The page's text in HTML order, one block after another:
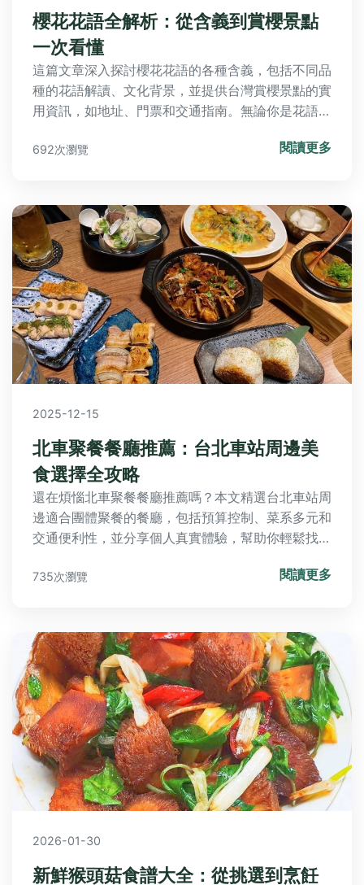
櫻花花語全解析：從含義到賞櫻景點
一次看懂
這篇文章深入探討櫻花花語的各種含義，包括不同品
種的花語解讀、文化背景，並提供台灣賞櫻景點的實
用資訊，如地址、門票和交通指南。無論你是花語愛
答，幫助你更懂櫻花的浪漫與深意。
692次瀏覽 閱讀更多
2025-12-15
北車聚餐餐廳推薦：台北車站周邊美
食選擇全攻略
還在煩惱北車聚餐餐廳推薦嗎？本文精選台北車站周
邊適合團體聚餐的餐廳，包括預算控制、菜系多元和
交通便利性，並分享個人真實體驗，幫助你輕鬆找到
735次瀏覽 閱讀更多
2026-01-30
新鮮猴頭菇食譜大全：從挑選到烹飪